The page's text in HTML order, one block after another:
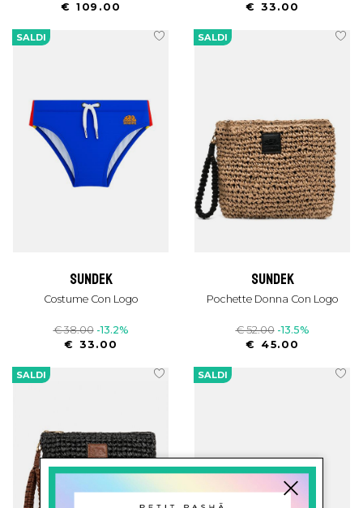
€ 109.00
€ 33.00
SALDI
sundek
Costume Con Logo
€ 38.00 -13.2%
€ 33.00
SALDI
sundek
Pochette Donna Con Logo
€ 52.00 -13.5%
€ 45.00
SALDI SALDI